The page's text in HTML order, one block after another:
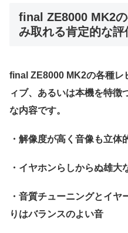
final ZE8000 MK2
み取れる肯定的な評
final ZE8000 MK2の各種レ
ィブ、あるいは本機を特徴
な内容です。
・解像度が高く音像も立体
・イヤホンらしからぬ雄大
・音質チューニングとイヤ
りはバランスのよい音